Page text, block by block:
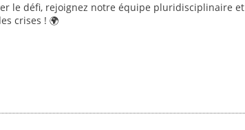
le défi, rejoignez notre équipe pluridisciplinaire et
crises ! 🌍